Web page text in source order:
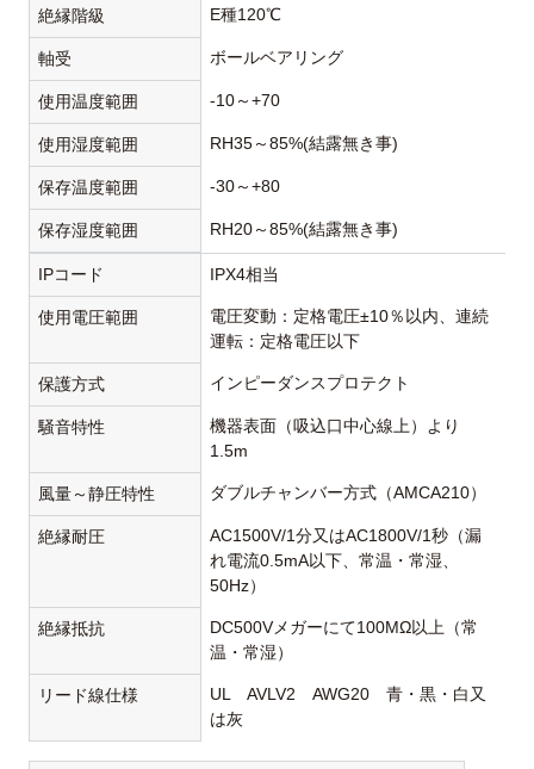
絶縁階級 E種120℃
軸受 ボールベアリング
使用温度範囲 -10～+70
使用湿度範囲 RH35～85%(結露無き事)
保存温度範囲 -30～+80
保存湿度範囲 RH20～85%(結露無き事)
IPコード IPX4相当
使用電圧範囲
電圧変動：定格電圧±10％以内、連続
運転：定格電圧以下
保護方式 インピーダンスプロテクト
騒音特性
機器表面（吸込口中心線上）より
1.5m
風量～静圧特性 ダブルチャンバー方式（AMCA210）
絶縁耐圧
AC1500V/1分又はAC1800V/1秒（漏
れ電流0.5mA以下、常温・常湿、
50Hz）
絶縁抵抗
DC500Vメガーにて100MΩ以上（常
温・常湿）
リード線仕様
UL AVLV2 AWG20 青・黒・白又
は灰